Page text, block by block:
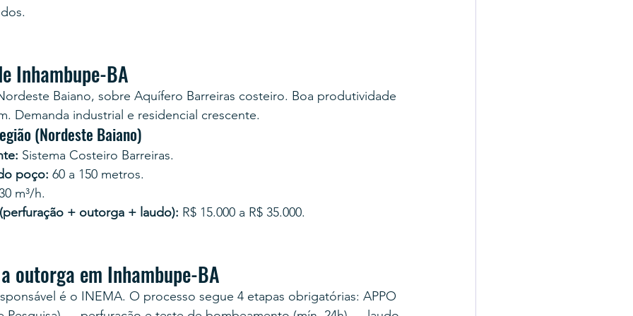
Inhambupe-BA
Baiano, sobre Aquífero Barreiras costeiro. Boa produtividade
Demanda industrial e residencial crescente.
(Nordeste Baiano)
Sistema Costeiro Barreiras.
poço: 60 a 150 metros.
m³/h.
+ outorga + laudo): R$ 15.000 a R$ 35.000.
outorga em Inhambupe-BA
é o INEMA. O processo segue 4 etapas obrigatórias: APPO